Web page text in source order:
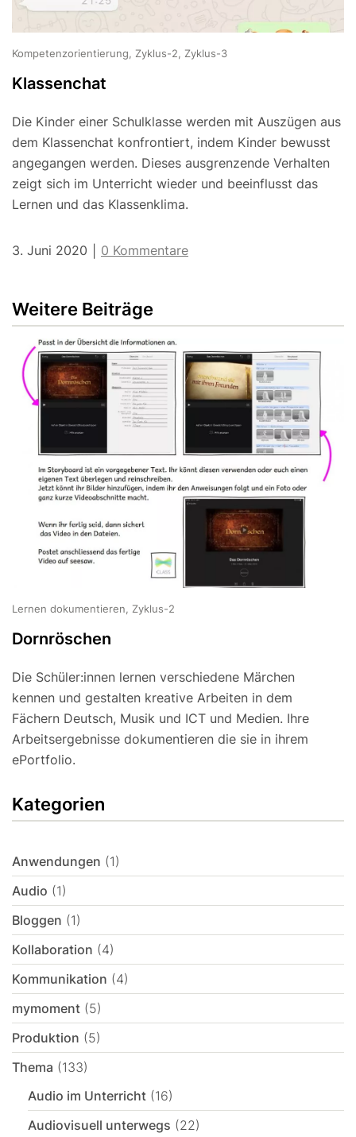
Kompetenzorientierung, Zyklus-2, Zyklus-3
Klassenchat
Die Kinder einer Schulklasse werden mit Auszügen aus
dem Klassenchat konfrontiert, indem Kinder bewusst
angegangen werden. Dieses ausgrenzende Verhalten
zeigt sich im Unterricht wieder und beeinflusst das
Lernen und das Klassenklima.
3. Juni 2020 0 Kommentare
Weitere Beiträge
Lernen dokumentieren, Zyklus-2
Dornröschen
Die Schüler:innen lernen verschiedene Märchen
kennen und gestalten kreative Arbeiten in dem
Fächern Deutsch, Musik und ICT und Medien. Ihre
Arbeitsergebnisse dokumentieren die sie in ihrem
ePortfolio.
Kategorien
Anwendungen (1)
Audio (1)
Bloggen (1)
Kollaboration (4)
Kommunikation (4)
mymoment (5)
Produktion (5)
Thema (133)
Audio im Unterricht (16)
Audiovisuell unterwegs (22)